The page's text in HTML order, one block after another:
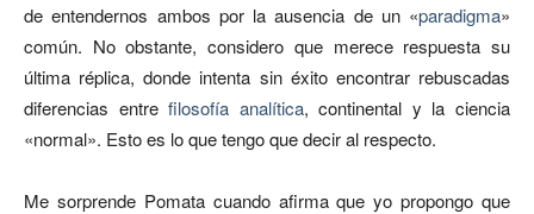
de entendernos ambos por la ausencia de un «paradigma»
común. No obstante, considero que merece respuesta su
última réplica, donde intenta sin éxito encontrar rebuscadas
diferencias entrefilosofía analítica, continental y la ciencia
«normal». Esto es lo que tengo que decir al respecto.
Me sorprende Pomata cuando afirma que yo propongo que